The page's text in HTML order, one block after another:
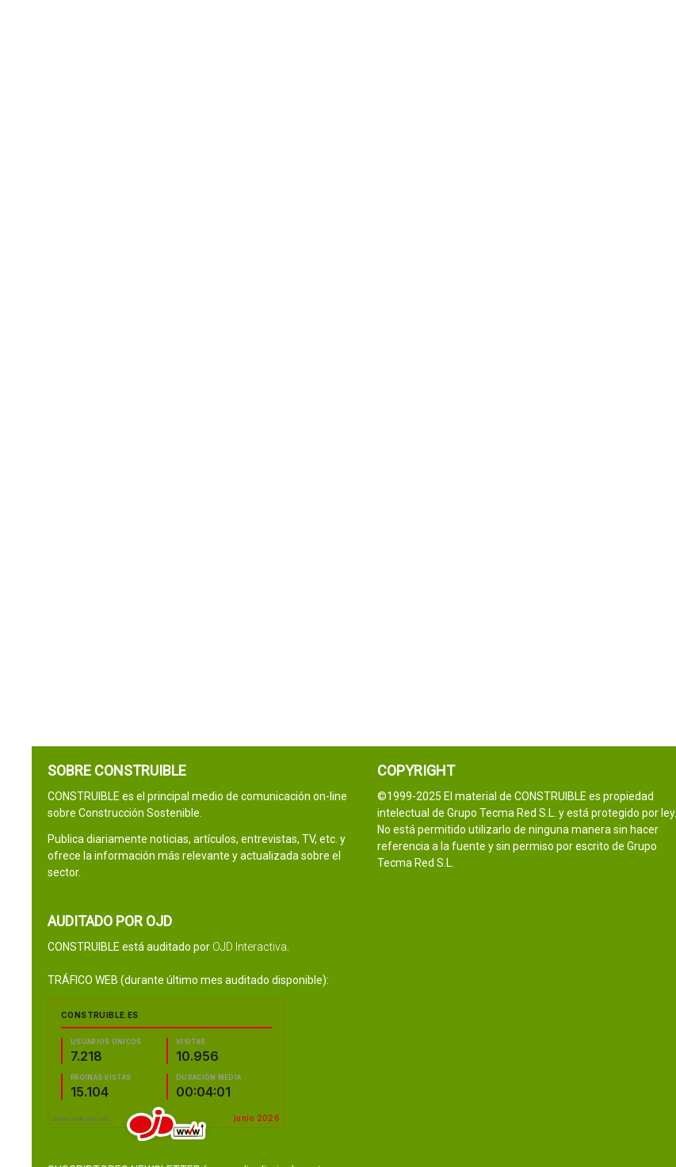
SOBRE CONSTRUIBLE
CONSTRUIBLE es el principal medio de comunicación on-line
sobre Construcción Sostenible.
Publica diariamente noticias, artículos, entrevistas, TV, etc. y
ofrece la información más relevante y actualizada sobre el
sector.
AUDITADO POR OJD
CONSTRUIBLE está auditado por OJD Interactiva
TRÁFICO WEB (durante último mes auditado disponible):
COPYRIGHT
©1999-2025 El material de CONSTRUIBLE es propiedad
intelectual de Grupo Tecma Red S.L. y está protegido por ley.
No está permitido utilizarlo de ninguna manera sin hacer
referencia a la fuente y sin permiso por escrito de Grupo
Tecma Red S.L.